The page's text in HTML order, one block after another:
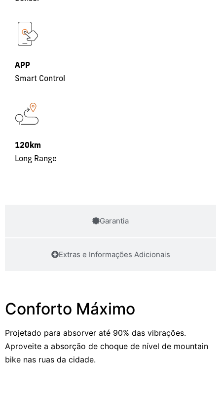
Garantia
Extras e Informações Adicionais
APP
Smart Control
120km
Long Range
Conforto Máximo
Projetado para absorver até 90% das vibrações.
Aproveite a absorção de choque de nível de mountain
bike nas ruas da cidade.